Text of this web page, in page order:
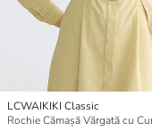
LCWAIKIKI Classic